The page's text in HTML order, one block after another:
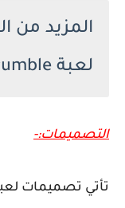
المزيد من
لعبة Crumble
التصميمات:-